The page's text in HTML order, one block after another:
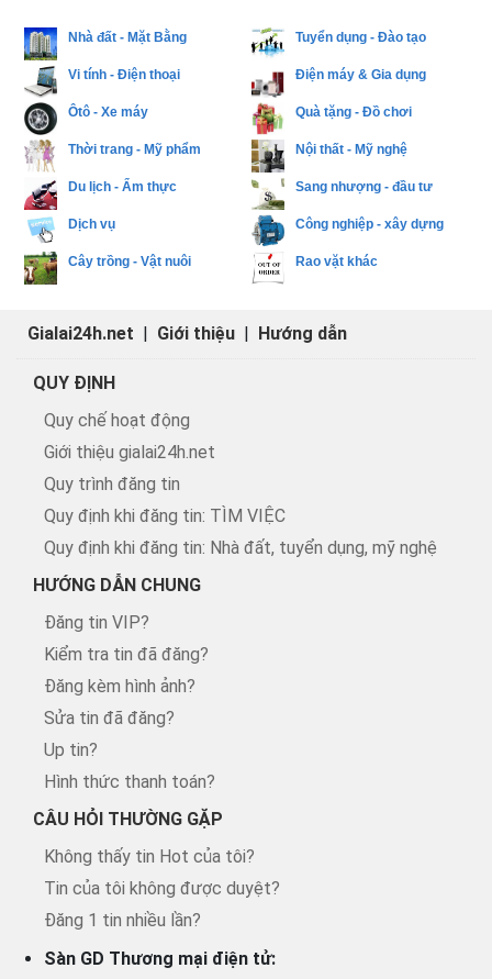
Nhà đất - Mặt Bằng Tuyển dụng - Đào tạo
Vi tính - Điện thoại Điện máy & Gia dụng
Ôtô - Xe máy Quà tặng - Đồ chơi
Thời trang - Mỹ phẩm Nội thất - Mỹ nghệ
Du lịch - Ẩm thực Sang nhượng - đầu tư
Dịch vụ Công nghiệp - xây dựng
Cây trồng - Vật nuôi Rao vặt khác
Gialai24h.net Giới thiệu Hướng dẫn
QUY ĐỊNH
Quy chế hoạt động
Giới thiệu gialai24h.net
Quy trình đăng tin
Quy định khi đăng tin: TÌM VIỆC
Quy định khi đăng tin: Nhà đất, tuyển dụng, mỹ nghệ
HƯỚNG DẪN CHUNG
Đăng tin VIP?
Kiểm tra tin đã đăng?
Đăng kèm hình ảnh?
Sửa tin đã đăng?
Up tin?
Hình thức thanh toán?
CÂU HỎI THƯỜNG GẶP
Không thấy tin Hot của tôi?
Tin của tôi không được duyệt?
Đăng 1 tin nhiều lần?
Sàn GD Thương mại điện tử: